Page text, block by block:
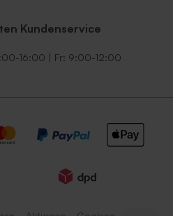
Kundenservice
16:00 | Fr: 9:00-12:00